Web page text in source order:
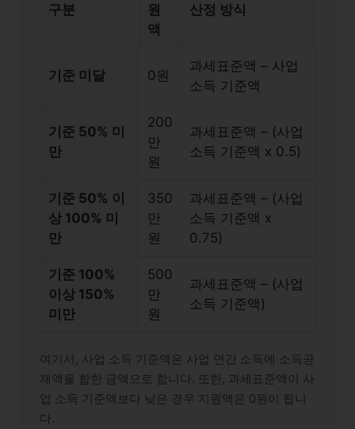
구분
원
액
산정 방식
기준 미달 0원
과세표준액 – 사업
소득 기준액
기준 50% 미
만
200
만
원
과세표준액 – (사업
소득 기준액 x 0.5)
기준 50% 이
상 100% 미
만
350
만
원
과세표준액 – (사업
소득 기준액 x
0.75)
기준 100%
이상 150%
미만
500
만
원
과세표준액 – (사업
소득 기준액)
여기서, 사업 소득 기준액은 사업 연간 소득에 소득공
제액을 합한 금액으로 합니다. 또한, 과세표준액이 사
업 소득 기준액보다 낮은 경우 지원액은 0원이 됩니
다.